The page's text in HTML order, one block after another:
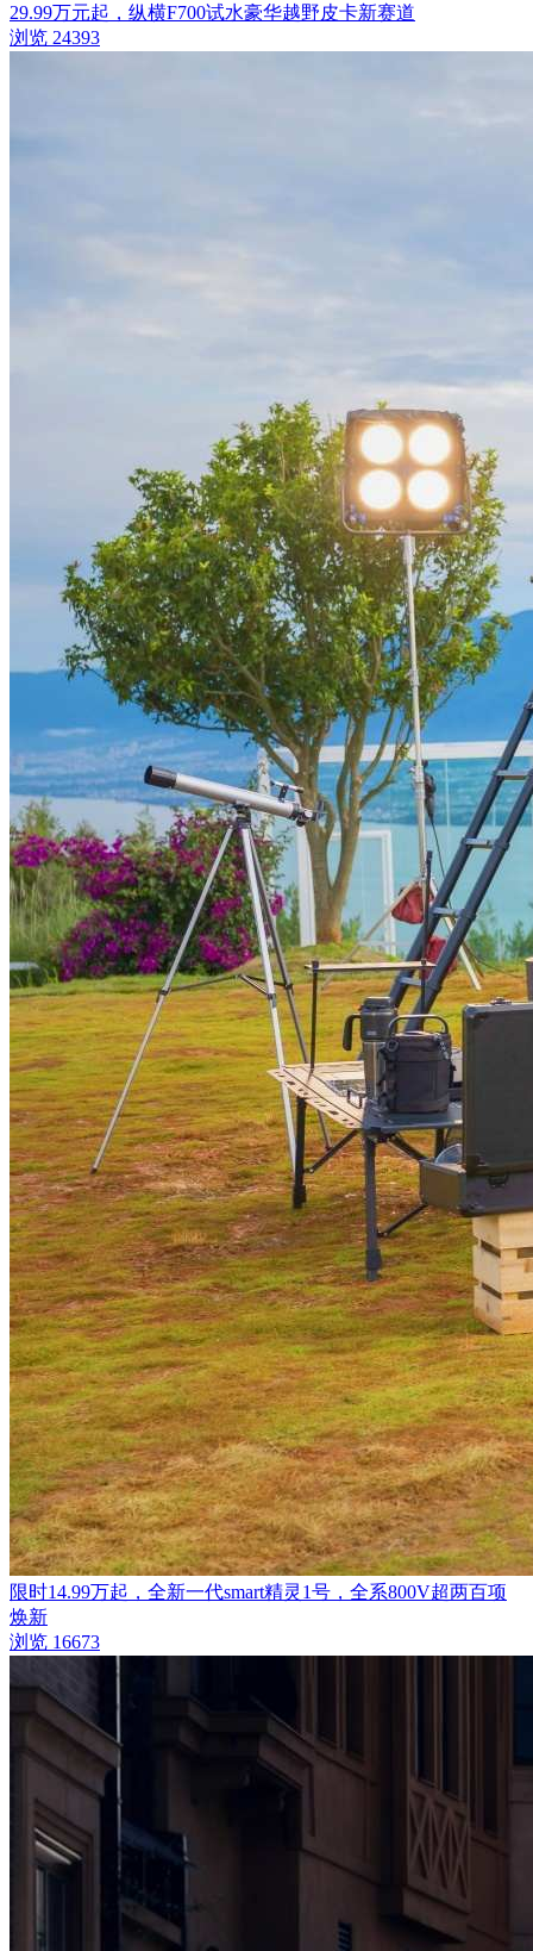
29.99万元起，纵横F700试水豪华越野皮卡新赛道
浏览 24393
限时14.99万起，全新一代smart精灵1号，全系800V超两百项
焕新
浏览 16673